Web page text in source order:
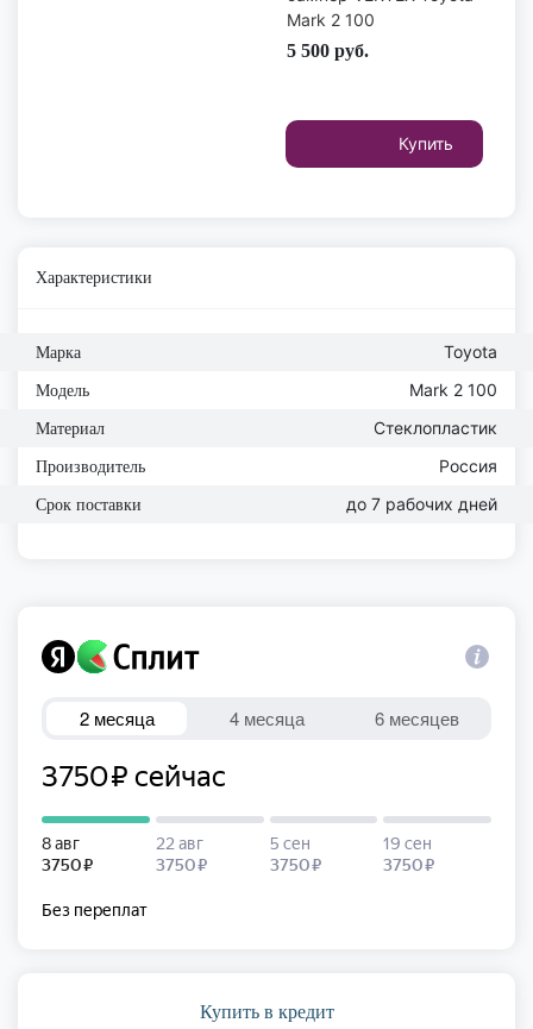
Mark 2 100
5 500 руб.
Купить
Характеристики
Марка Toyota
Модель Mark 2 100
Материал Стеклопластик
Производитель Россия
Срок поставки до 7 рабочих дней
Купить в кредит